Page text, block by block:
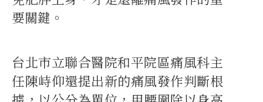
要關鍵。
台北市立聯合醫院和平院區痛風科主
任陳峙仰還提出新的痛風發作判斷根